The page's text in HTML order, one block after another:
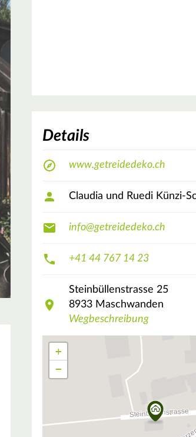
Details
www.getreidedeko.ch
Claudia und Ruedi Künzi-
info@getreidedeko.ch
+41 44 767 14 23
Steinbüllenstrasse 25
8933 Maschwanden
Wegbeschreibung
+
−